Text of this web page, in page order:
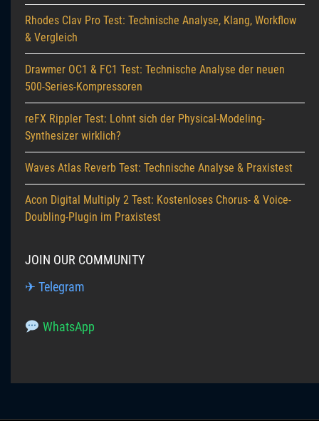
Rhodes Clav Pro Test: Technische Analyse, Klang, Workflow
& Vergleich
Drawmer OC1 & FC1 Test: Technische Analyse der neuen
500-Series-Kompressoren
reFX Rippler Test: Lohnt sich der Physical-Modeling-
Synthesizer wirklich?
Waves Atlas Reverb Test: Technische Analyse & Praxistest
Acon Digital Multiply 2 Test: Kostenloses Chorus- & Voice-
Doubling-Plugin im Praxistest
JOIN OUR COMMUNITY
✈ Telegram
WhatsApp